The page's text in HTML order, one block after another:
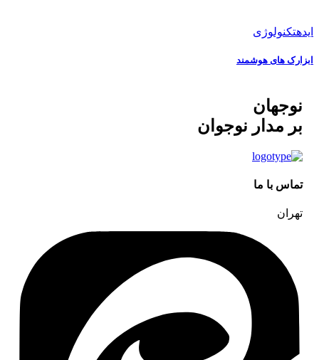
ایدهتکنولوژی
ابزارک های هوشمند
نوجهان
بر مدار نوجوان
تماس با ما
تهران